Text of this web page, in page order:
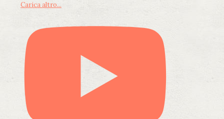
Carica altro...